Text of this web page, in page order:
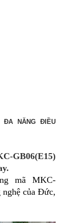
ĐA NĂNG ĐIỀU
GB06(E15)
mã MKC-
nghệ của Đức,